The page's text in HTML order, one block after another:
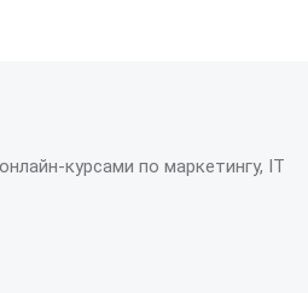
курсами по маркетингу, IT